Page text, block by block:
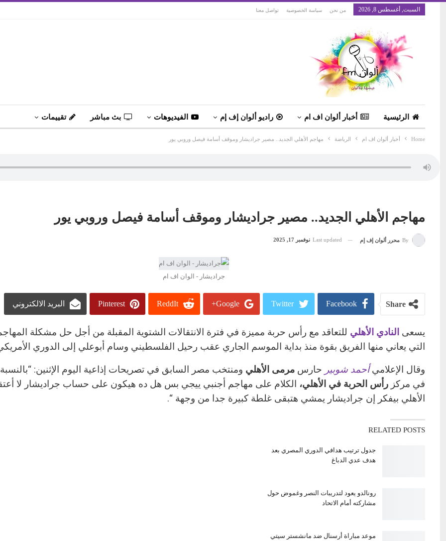
السبت, أغسطس 8, 2026 من نحن سياسة الخصوصية تواصل معنا
الرئيسية أخبار ألوان اف ام راديو ألوان إف إم الفيديوهات بث مباشر تقييمات
Home أخبار ألوان اف ام الرياضة مهاجم الأهلي الجديد.. مصير جراديشار وموقف أسامة فيصل وروبي يور
مهاجم الأهلي الجديد.. مصير جراديشار وموقف أسامة فيصل وروبي يور
By محرر ألوان إف إم Last updated نوفمبر 17, 2025
جراديشار - الوان اف ام
Share
Facebook
Twitter
Google+
ReddIt
Pinterest البريد الالكتروني
يسعى النادي الأهلي للتعاقد مع رأس حربة مميزة في فترة الانتقالات الشتوية المقبلة من أجل حل مشكلة
التي يعاني منها الفريق بقوة منذ بداية الموسم الجاري عقب رحيل الفلسطيني وسام أبوعلي إلى الدوري
وقال الإعلاميأحمد شوبير حارس مرمى الأهلي ومنتخب مصر السابق في تصريحات إذاعية اليوم الإثنين: “بالنسبة
في مركز رأس الحربة في الأهلي، الكلام على مهاجم أجنبي ييجي بس هل ده هيكون على حساب جراديشار لا
الأهلي بيفكر إن جراديشار يمشي هتبقى غلطة كبيرة جدا من وجهة “.
RELATED POSTS
جدول ترتيب هدافي الدوري المصري بعد
هدف عدي الدباغ
رونالدو يعود لتدريبات النصر وغموض حول
مشاركته أمام الاتحاد
موعد مباراة أرسنال ضد مانشستر سيتي